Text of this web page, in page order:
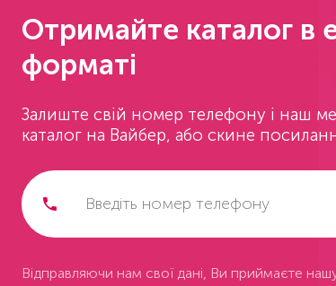
Отримайте каталог в
форматі
Залиште свій номер телефону і наш
каталог на Вайбер, або скине
Відправляючи нам свої дані, Ви приймаєте